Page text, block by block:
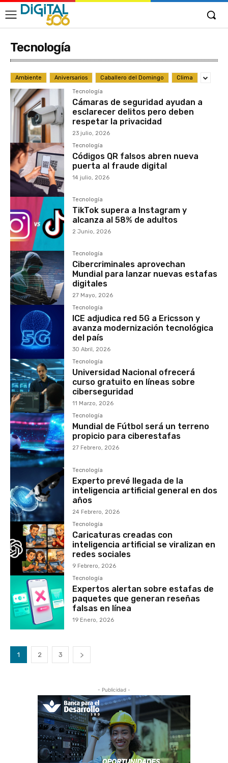
Tecnología
Ambiente Aniversarios Caballero del Domingo Clima
Tecnología
Cámaras de seguridad ayudan a
esclarecer delitos pero deben
respetar la privacidad
23 julio, 2026
Tecnología
Códigos QR falsos abren nueva
puerta al fraude digital
14 julio, 2026
Tecnología
TikTok supera a Instagram y
alcanza al 58% de adultos
2 Junio, 2026
Tecnología
Cibercriminales aprovechan
Mundial para lanzar nuevas estafas
digitales
27 Mayo, 2026
Tecnología
ICE adjudica red 5G a Ericsson y
avanza modernización tecnológica
del país
30 Abril, 2026
Tecnología
Universidad Nacional ofrecerá
curso gratuito en líneas sobre
ciberseguridad
11 Marzo, 2026
Tecnología
Mundial de Fútbol será un terreno
propicio para ciberestafas
27 Febrero, 2026
Tecnología
Experto prevé llegada de la
inteligencia artificial general en dos
años
24 Febrero, 2026
Tecnología
Caricaturas creadas con
inteligencia artificial se viralizan en
redes sociales
9 Febrero, 2026
Tecnología
Expertos alertan sobre estafas de
paquetes que generan reseñas
falsas en línea
19 Enero, 2026
1 2 3
- Publicidad -